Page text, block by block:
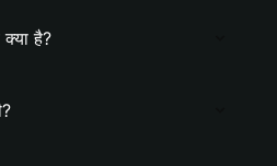
क्या है?